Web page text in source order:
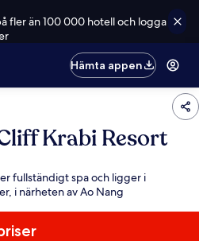
fler än 100 000 hotell och logga
Hämta appen
Krabi Resort
fullständigt spa och ligger i
i närheten av Ao Nang